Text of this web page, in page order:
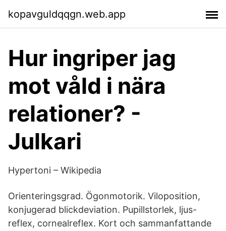
kopavguldqqgn.web.app
Hur ingriper jag
mot våld i nära
relationer? -
Julkari
Hypertoni – Wikipedia
Orienteringsgrad. Ögonmotorik. Viloposition,
konjugerad blickdeviation. Pupillstorlek, ljus-
reflex, cornealreflex. Kort och sammanfattande